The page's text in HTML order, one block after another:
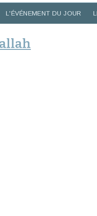
L'ÉVÉNEMENT DU JOUR